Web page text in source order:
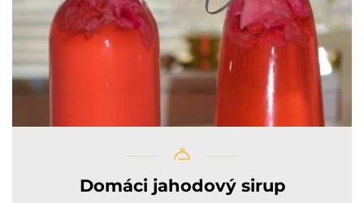
Domáci jahodový sirup